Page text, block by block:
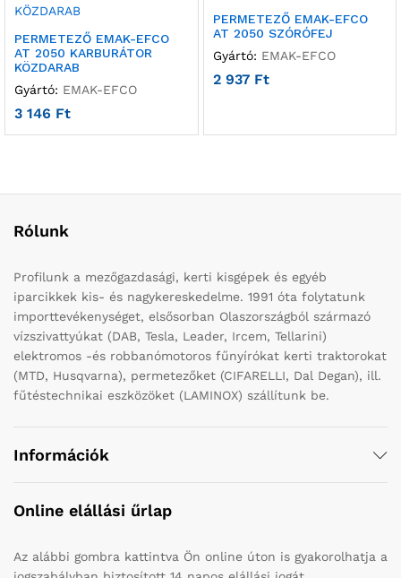
PERMETEZŐ EMAK-EFCO
AT 2050 KARBURÁTOR
KÖZDARAB
Gyártó: EMAK-EFCO
3 146 Ft
PERMETEZŐ EMAK-EFCO
AT 2050 SZÓRÓFEJ
Gyártó: EMAK-EFCO
2 937 Ft
Rólunk
Profilunk a mezőgazdasági, kerti kisgépek és egyéb
iparcikkek kis- és nagykereskedelme. 1991 óta folytatunk
importtevékenységet, elsősorban Olaszországból származó
vízszivattyúkat (DAB, Tesla, Leader, Ircem, Tellarini)
elektromos -és robbanómotoros fűnyírókat kerti traktorokat
(MTD, Husqvarna), permetezőket (CIFARELLI, Dal Degan), ill.
fűtéstechnikai eszközöket (LAMINOX) szállítunk be.
Információk
Online elállási űrlap
Az alábbi gombra kattintva Ön online úton is gyakorolhatja a